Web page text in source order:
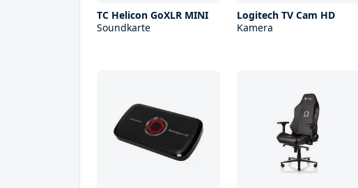
TC Helicon GoXLR MINI
Soundkarte
Logitech TV Cam HD
Kamera